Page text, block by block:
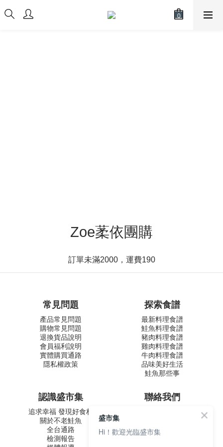
Zoe葇依團購
訂單未滿2000，運費190
常見問題
產品常見問題
購物常見問題
退換貨品說明
會員福利說明
實體購買通路
隱私權政策
探索食譜
最新料理食譜
鮭魚料理食譜
豬肉料理食譜
雞肉料理食譜
牛肉料理食譜
品味美好生活
鮭魚那些事
認識盛市集
追求幸福 發現好食材
關於不老鮭魚
全台通路
檢測報告
聯絡我們
盛和風食集文化股份有限公司
周一至五 9:00-12:30 ∣ 13:30-
盛市集
Hi！歡迎光臨盛市集